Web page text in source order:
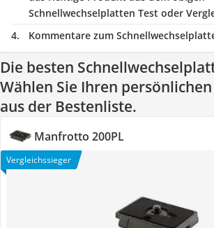
Schnellwechselplatten Test oder
Kommentare zum
Die besten
Wählen Sie Ihren
aus der Bestenliste.
Manfrotto 200PL
Vergleichssieger